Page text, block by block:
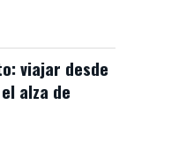
viajar desde
alza de